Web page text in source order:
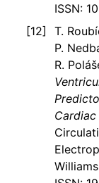
ISSN:
T.
P.
R.